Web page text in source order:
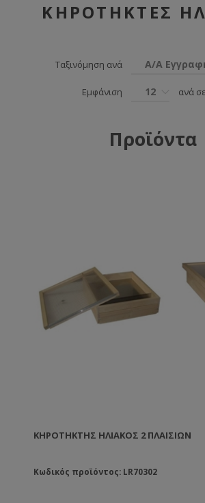
ΚΗΡΟΤΉΚΤΕΣ
Ταξινόμηση ανά Α/Α
Εμφάνιση 12 ανά
Προϊόντα
ΚΗΡΟΤΉΚΤΗΣ ΗΛΙΑΚΌΣ 2 ΠΛΑΙΣΊΩΝ
Κωδικός προϊόντος: LR70302